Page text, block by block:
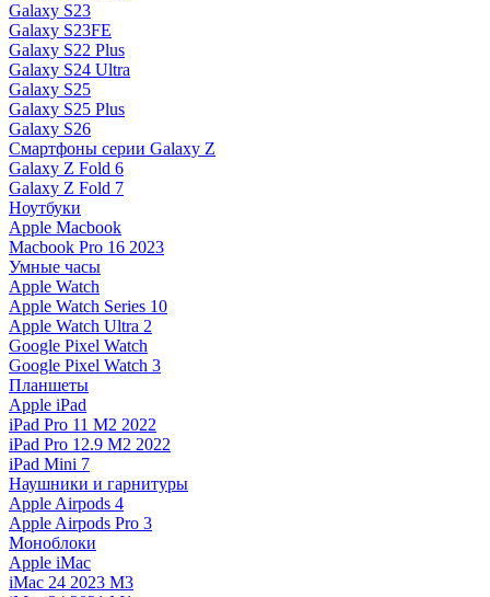
Galaxy S23
Galaxy S23FE
Galaxy S22 Plus
Galaxy S24 Ultra
Galaxy S25
Galaxy S25 Plus
Galaxy S26
Смартфоны серии Galaxy Z
Galaxy Z Fold 6
Galaxy Z Fold 7
Ноутбуки
Apple Macbook
Macbook Pro 16 2023
Умные часы
Apple Watch
Apple Watch Series 10
Apple Watch Ultra 2
Google Pixel Watch
Google Pixel Watch 3
Планшеты
Apple iPad
iPad Pro 11 M2 2022
iPad Pro 12.9 M2 2022
iPad Mini 7
Наушники и гарнитуры
Apple Airpods 4
Apple Airpods Pro 3
Моноблоки
Apple iMac
iMac 24 2023 M3